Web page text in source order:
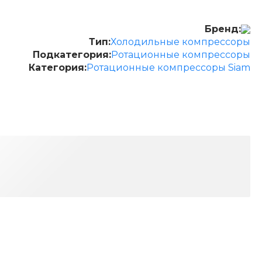
Бренд:
Тип:Холодильные компрессоры
Подкатегория:Ротационные компрессоры
Категория:Ротационные компрессоры Siam